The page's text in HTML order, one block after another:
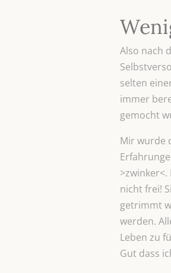
Also nach
selten
immer
gemocht
Mir wurde
nicht frei!
getrimmt
werden.
Leben zu
Gut dass